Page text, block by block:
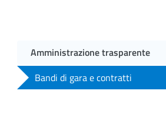
Amministrazione trasparente
Bandi di gara e contratti